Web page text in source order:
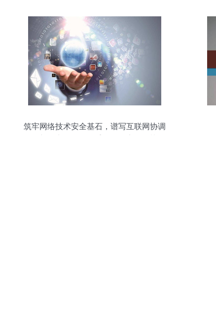
筑牢网络技术安全基石，谱写互联网协调